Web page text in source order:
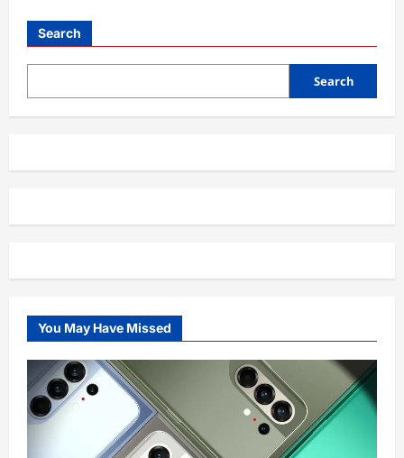
Strategi
Praktik
Search
Search
You May Have Missed